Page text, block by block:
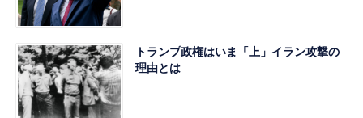
トランプ政権はいま「上」イラン攻撃の
理由とは